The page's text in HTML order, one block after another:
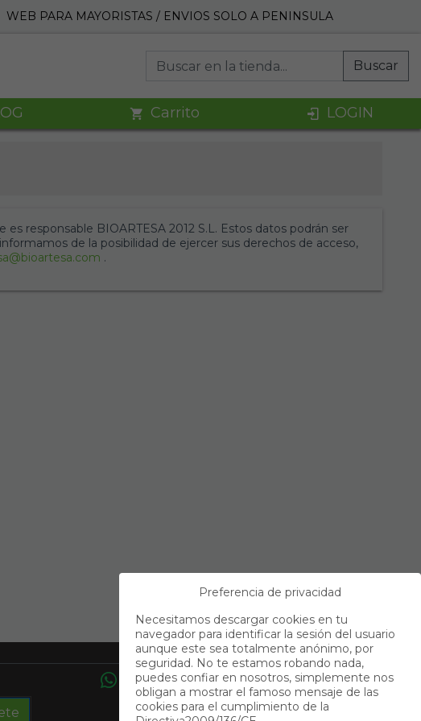
WEB PARA MAYORISTAS / ENVIOS SOLO A PENINSULA
Buscar
Carrito LOGIN
responsable BIOARTESA 2012 S.L. Estos datos podrán ser
de la posibilidad de ejercer sus derechos de acceso,
.
Contacto
Preferencia de privacidad
Necesitamos descargar cookies en tu
navegador para identificar la sesión del usuario
aunque este sea totalmente anónimo, por
seguridad. No te estamos robando nada,
puedes confiar en nosotros, simplemente nos
obligan a mostrar el famoso mensaje de las
cookies para el cumplimiento de la